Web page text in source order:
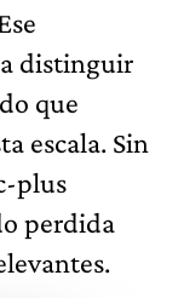
distinguir
que
escala. Sin
plus
perdida